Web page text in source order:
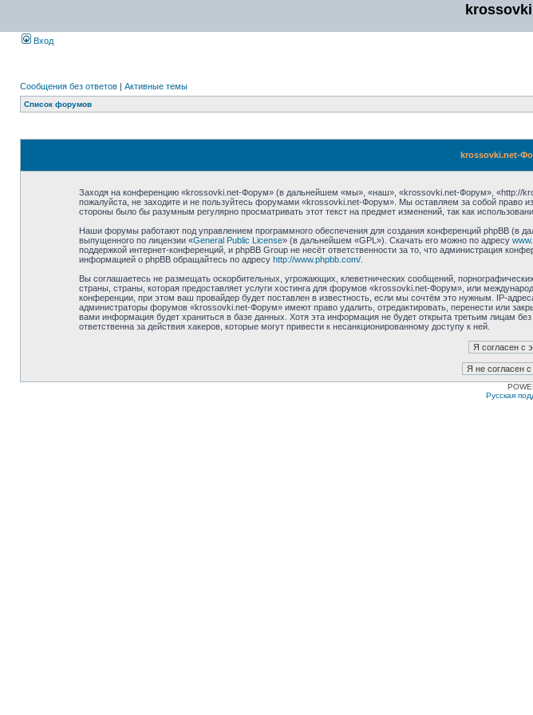
Вход
Сообщения без ответов | Активные темы
Список форумов
krossovki.net-
Заходя на конференцию «krossovki.net-Форум» (в дальнейшем «мы», «наш», «krossovki.net-Форум», «http://
пожалуйста, не заходите и не пользуйтесь форумами «krossovki.net-Форум». Мы оставляем за собой право
стороны было бы разумным регулярно просматривать этот текст на предмет изменений, так как
Наши форумы работают под управлением программного обеспечения для создания конференций phpBB (в
выпущенного по лицензии «General Public License» (в дальнейшем «GPL»). Скачать его можно по адресу
поддержкой интернет-конференций, и phpBB Group не несёт ответственности за то, что администрация
информацией о phpBB обращайтесь по адресу http://www.phpbb.com/.
Вы соглашаетесь не размещать оскорбительных, угрожающих, клеветнических сообщений,
страны, страны, которая предоставляет услуги хостинга для форумов «krossovki.net-Форум», или
конференции, при этом ваш провайдер будет поставлен в известность, если мы сочтём это нужным. IP-
администраторы форумов «krossovki.net-Форум» имеют право удалить, отредактировать, перенести или
вами информация будет храниться в базе данных. Хотя эта информация не будет открыта третьим лицам
ответственна за действия хакеров, которые могут привести к несанкционированному доступу к ней.
Русская